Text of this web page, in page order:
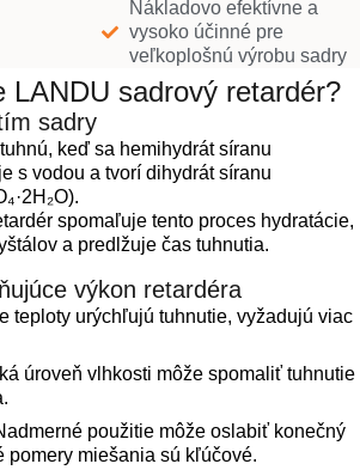
Nákladovo efektívne a
vysoko účinné pre
veľkoplošnú výrobu sadry
LANDU sadrový retardér?
sadry
keď sa hemihydrát síranu
s vodou a tvorí dihydrát síranu
spomaľuje tento proces hydratácie,
a predlžuje čas tuhnutia.
výkon retardéra
teploty urýchľujú tuhnutie, vyžadujú viac
úroveň vlhkosti môže spomaliť tuhnutie
použitie môže oslabiť konečný
pomery miešania sú kľúčové.